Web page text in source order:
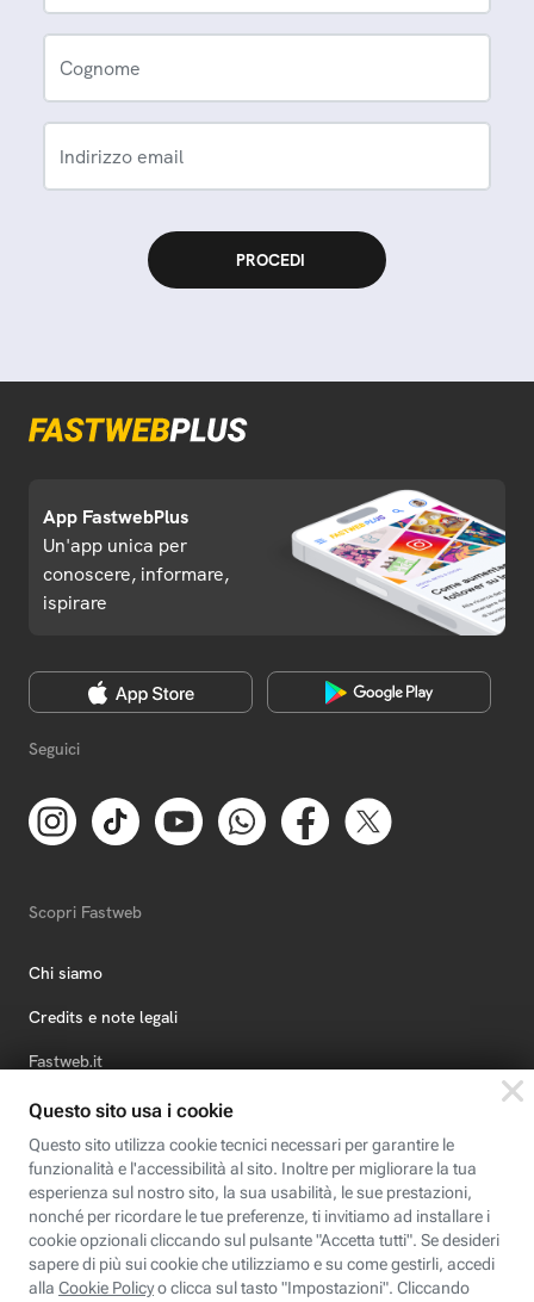
Cognome
Indirizzo email
App FastwebPlus
Un'app unica per
conoscere, informare,
ispirare
Seguici
Scopri Fastweb
Chi siamo
Credits e note legali
Fastweb.it
Formazione
Fastweb Digital Academy
STEP FuturAbility District